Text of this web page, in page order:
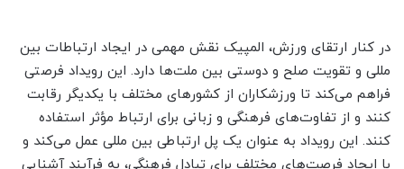
در کنار ارتقای ورزش، المپیک نقش مهمی در ایجاد ارتباطات بین
مللی و تقویت صلح و دوستی بین ملت‌ها دارد. این رویداد فرصتی
فراهم می‌کند تا ورزشکاران از کشورهای مختلف با یکدیگر رقابت
کنند و از تفاوت‌های فرهنگی و زبانی برای ارتباط مؤثر استفاده
کنند. این رویداد به عنوان یک پل ارتباطی بین مللی عمل می‌کند و
با ایجاد فرصت‌های مختلف برای تبادل فرهنگی، به فرآیند آشنایی